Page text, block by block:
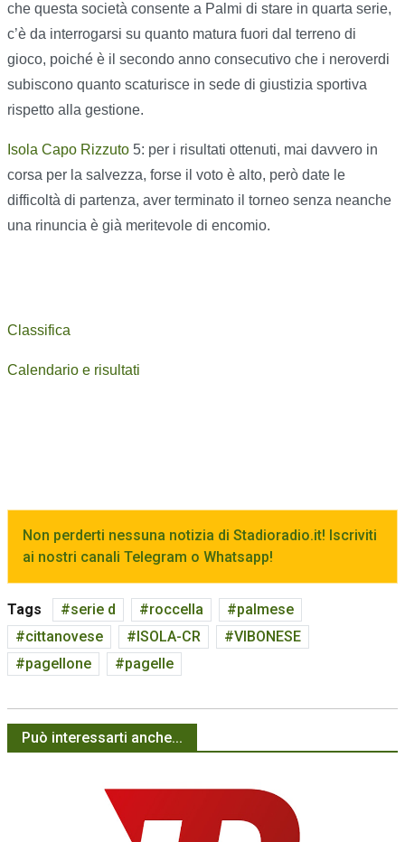
che questa società consente a Palmi di stare in quarta serie,
c’è da interrogarsi su quanto matura fuori dal terreno di
gioco, poiché è il secondo anno consecutivo che i neroverdi
subiscono quanto scaturisce in sede di giustizia sportiva
rispetto alla gestione.
Isola Capo Rizzuto 5: per i risultati ottenuti, mai davvero in
corsa per la salvezza, forse il voto è alto, però date le
difficoltà di partenza, aver terminato il torneo senza neanche
una rinuncia è già meritevole di encomio.
Classifica
Calendario e risultati
Non perderti nessuna notizia di Stadioradio.it! Iscriviti
ai nostri canali Telegram o Whatsapp!
Tags serie d roccella
palmese
cittanovese
ISOLA-CR
VIBONESE
pagellone
pagelle
Può interessarti anche...